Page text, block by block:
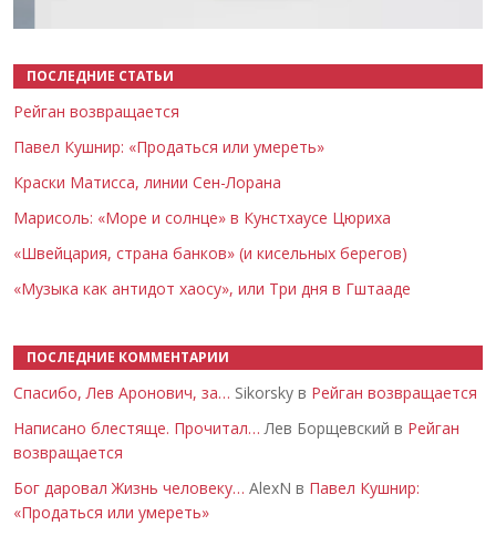
ПОСЛЕДНИЕ СТАТЬИ
Рейган возвращается
Павел Кушнир: «Продаться или умереть»
Краски Матисса, линии Сен-Лорана
Марисоль: «Море и солнце» в Кунстхаусе Цюриха
«Швейцария, страна банков» (и кисельных берегов)
«Музыка как антидот хаосу», или Три дня в Гштааде
ПОСЛЕДНИЕ КОММЕНТАРИИ
Спасибо, Лев Аронович, за… Sikorsky в Рейган возвращается
Написано блестяще. Прочитал… Лев Борщевский в Рейган
возвращается
Бог даровал Жизнь человеку… AlexN в Павел Кушнир:
«Продаться или умереть»